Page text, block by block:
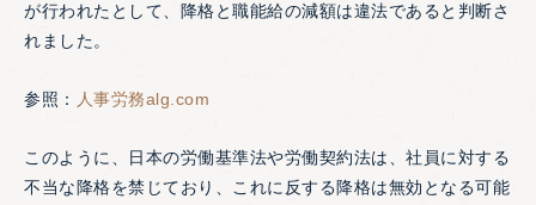
が行われたとして、降格と職能給の減額は違法であると判断さ
れました。
参照： 人事労務alg.com
このように、日本の労働基準法や労働契約法は、社員に対する
不当な降格を禁じており、これに反する降格は無効となる可能